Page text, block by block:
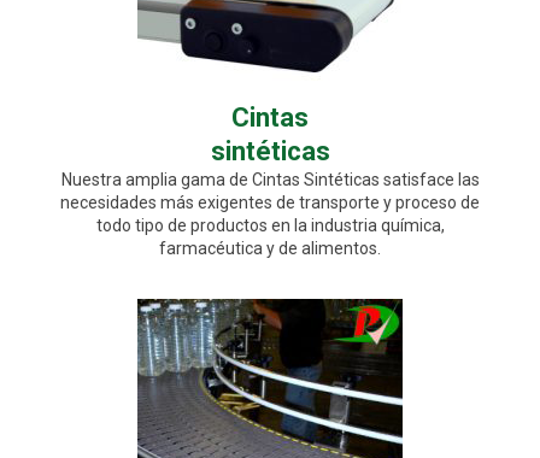
Cintas
sintéticas
Nuestra amplia gama de Cintas Sintéticas satisface las
necesidades más exigentes de transporte y proceso de
todo tipo de productos en la industria química,
farmacéutica y de alimentos.